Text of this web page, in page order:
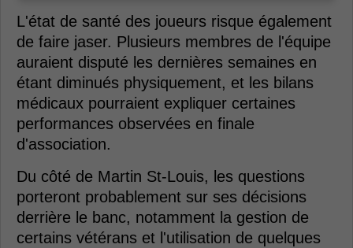
L'état de santé des joueurs risque également
de faire jaser. Plusieurs membres de l'équipe
auraient disputé les dernières semaines en
étant diminués physiquement, et les bilans
médicaux pourraient expliquer certaines
performances observées en finale
d'association.
Du côté de Martin St-Louis, les questions
porteront probablement sur ses décisions
derrière le banc, notamment la gestion de
certains vétérans et l'utilisation de quelques